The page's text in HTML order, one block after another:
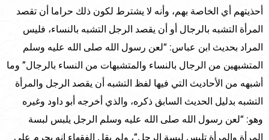
أحذيتهم أي الخاصة بهم، وأنه لا يشترط لكون ذلك حراما أن تقصد
المرأة التشبه بالرجال أو أن يقصد الرجل التشبه بالنساء، فليس
المراد بحديث ابن عباس: “لعن رسول الله صلى الله عليه وسلم
المتشبهين من الرجال بالنساء والمتشبهات من النساء بالرجال” وما
أشبهه من الأحاديث التي فيها لفظ التشبه أن يقصد الرجل والمرأة
التشبه بدليل الحديث السابق ذكره، والذي أخرجه أبو داود وغيره
وهو: “لعن رسول الله صلى الله عليه وسلم الرجل يلبس لبسة
المرأة والمرأة تلبس لبسة الرجل”، ولم يقل الفقهاء إنه يحرم على